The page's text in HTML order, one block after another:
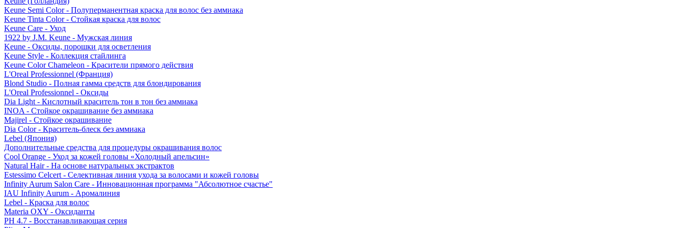
Keune Semi Color - Полуперманентная краска для волос без аммиака
Keune Tinta Color - Стойкая краска для волос
Keune Care - Уход
1922 by J.M. Keune - Мужская линия
Keune - Оксиды, порошки для осветления
Keune Style - Коллекция стайлинга
Keune Color Chameleon - Красители прямого действия
L'Oreal Professionnel (Франция)
Blond Studio - Полная гамма средств для блондирования
L'Oreal Professionnel - Оксиды
Dia Light - Кислотный краситель тон в тон без аммиака
INOA - Стойкое окрашивание без аммиака
Majirel - Стойкое окрашивание
Dia Color - Краситель-блеск без аммиака
Lebel (Япония)
Дополнительные средства для процедуры окрашивания волос
Cool Orange - Уход за кожей головы «Холодный апельсин»
Natural Hair - На основе натуральных экстрактов
Estessimo Celcert - Селективная линия ухода за волосами и кожей головы
Infinity Aurum Salon Care - Инновационная программа "Абсолютное счастье"
IAU Infinity Aurum - Аромалиния
Lebel - Краска для волос
Materia OXY - Оксиданты
PH 4.7 - Восстанавливающая серия